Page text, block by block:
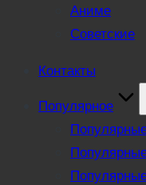
Аниме
Советские
Контакты
Популярное